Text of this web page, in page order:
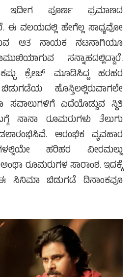
ಪೂರ್ಣ ಪ್ರಮಾಣದ
ಈ ವಲಯದಲ್ಲಿ ಹೇಗೆಲ್ಲ ಸಾಧ್ಯವೋ
ಆತ ನಾಯಕ ನಟನಾಗಿಯೂ
ಸನ್ನಾಹದಲ್ಲಿದ್ದಾರೆ.
ಕ್ರೇಜ್ ಮೂಡಿಸಿದ್ದ ಹರಹರ
ಹೊಸ್ತಿಲಲ್ಲಿರುವಾಗಲೇ
ಎದೆಯೊಡ್ಡುವ ಸ್ಥಿತಿ
ನಾನಾ ರೂಮರುಗಳು ತೆಲುಗು
ಆರಂಭಿಕ ವ್ಯವಹಾರ
ಹರಿಹರ ವೀರಮಲ್ಲು
ಅಂಥಾ ರೂಮರುಗಳ ಸಾರಾಂಶ. ಇದಕ್ಕೆ
ಸಿನಿಮಾ ಬಿಡುಗಡೆ ದಿನಾಂಕವೂ